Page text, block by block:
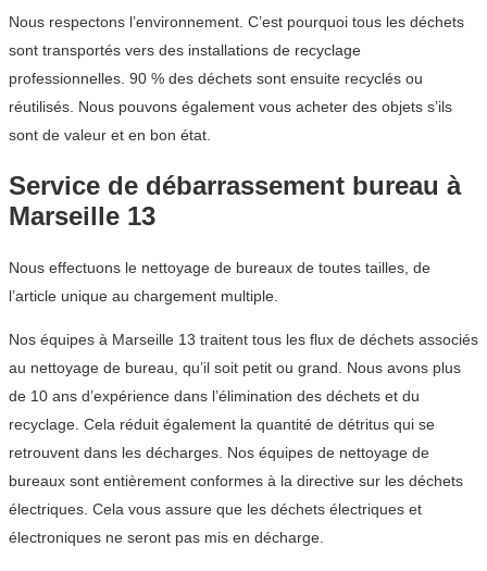
Nous respectons l’environnement. C’est pourquoi tous les déchets
sont transportés vers des installations de recyclage
professionnelles. 90 % des déchets sont ensuite recyclés ou
réutilisés. Nous pouvons également vous acheter des objets s’ils
sont de valeur et en bon état.
Service de débarrassement bureau à
Marseille 13
Nous effectuons le nettoyage de bureaux de toutes tailles, de
l’article unique au chargement multiple.
Nos équipes à Marseille 13 traitent tous les flux de déchets associés
au nettoyage de bureau, qu’il soit petit ou grand. Nous avons plus
de 10 ans d’expérience dans l’élimination des déchets et du
recyclage. Cela réduit également la quantité de détritus qui se
retrouvent dans les décharges. Nos équipes de nettoyage de
bureaux sont entièrement conformes à la directive sur les déchets
électriques. Cela vous assure que les déchets électriques et
électroniques ne seront pas mis en décharge.